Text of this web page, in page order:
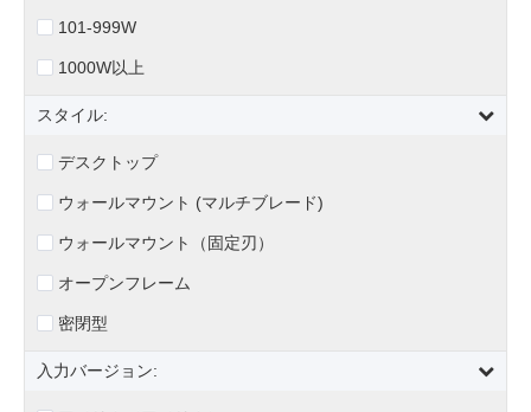
101-999W
1000W以上
スタイル:
デスクトップ
ウォールマウント (マルチブレード)
ウォールマウント（固定刃）
オープンフレーム
密閉型
入力バージョン: